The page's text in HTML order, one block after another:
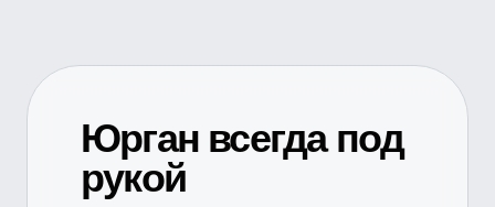
Юрган всегда под
рукой